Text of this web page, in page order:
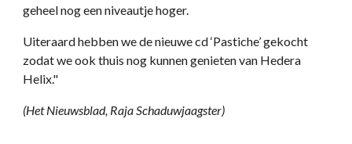
geheel nog een niveautje hoger.
Uiteraard hebben we de nieuwe cd ‘Pastiche’ gekocht
zodat we ook thuis nog kunnen genieten van Hedera
Helix."
(Het Nieuwsblad, Raja Schaduwjaagster)